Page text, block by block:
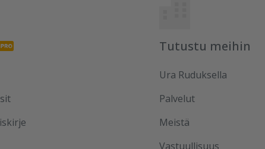
Tutustu meihin
Ura Ruduksella
Palvelut
Meistä
Vastuullisuus